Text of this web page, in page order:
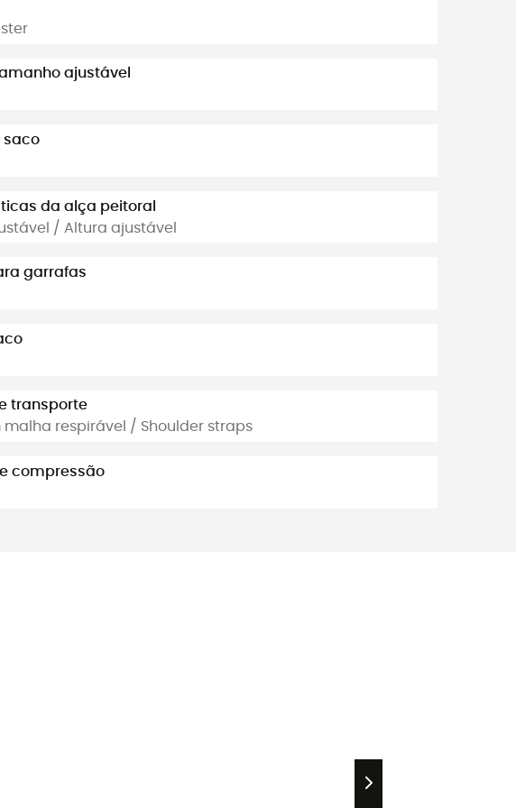
ajustável
saco
da alça peitoral
/ Altura ajustável
garrafas
transporte
malha respirável / Shoulder straps
compressão